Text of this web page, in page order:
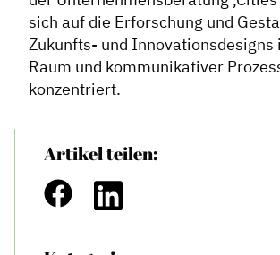
sich auf die Erforschung und
Zukunfts- und Innovationsdesigns
Raum und kommunikativer
konzentriert.
Artikel teilen: